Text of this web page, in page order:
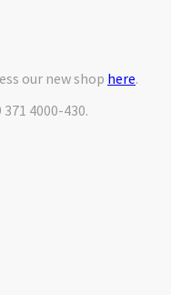
our new shop here.
4000-430.